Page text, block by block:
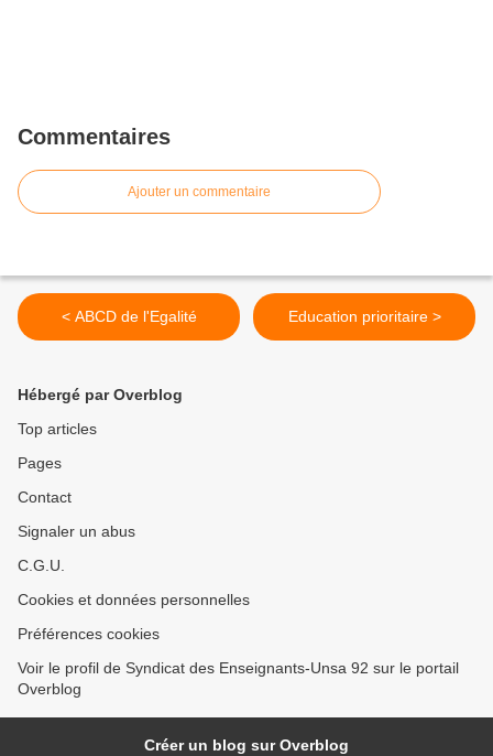
Commentaires
Ajouter un commentaire
< ABCD de l'Egalité Education prioritaire >
Hébergé par Overblog
Top articles
Pages
Contact
Signaler un abus
C.G.U.
Cookies et données personnelles
Préférences cookies
Voir le profil de Syndicat des Enseignants-Unsa 92 sur le portail
Overblog
Créer un blog sur Overblog